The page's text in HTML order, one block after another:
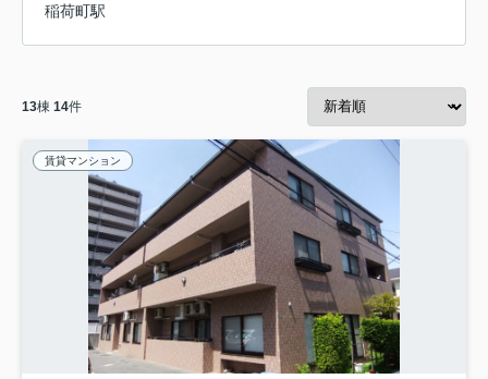
稲荷町駅
13棟 14件
賃貸マンション